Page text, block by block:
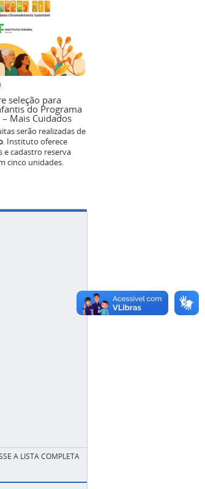
seleção para
do Programa
Mais Cuidados
serão realizadas de
. Instituto oferece
e cadastro reserva
cinco unidades.
A LISTA COMPLETA